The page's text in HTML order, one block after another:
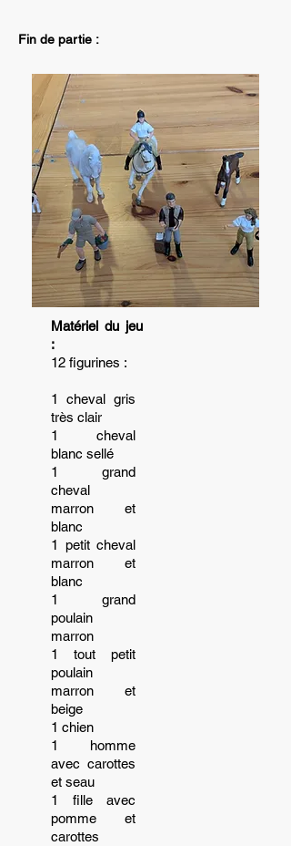
Fin de partie :
Matériel du jeu
:
12 figurines :
1 cheval gris
très clair
1 cheval
blanc sellé
1 grand
cheval
marron et
blanc
1 petit cheval
marron et
blanc
1 grand
poulain
marron
1 tout petit
poulain
marron et
beige
1 chien
1 homme
avec carottes
et seau
1 fille avec
pomme et
carottes